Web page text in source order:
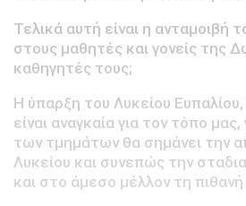
Τελικά αυτή είναι η ανταμοιβή
στους μαθητές και γονείς της
καθηγητές τους;
Η ύπαρξη του Λυκείου
είναι αναγκαία για τον τόπο μας,
των τμημάτων θα σημάνει την
Λυκείου και συνεπώς την
και στο άμεσο μέλλον τη